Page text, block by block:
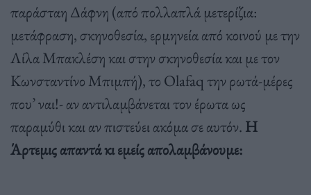
παράσταη Δάφνη (από πολλαπλά μετερίζια:
μετάφραση, σκηνοθεσία, ερμηνεία από κοινού με την
Λίλα Μπακλέση και στην σκηνοθεσία και με τον
Κωνσταντίνο Μπιμπή), το Olafaq την ρωτά-μέρες
που’ ναι!- αν αντιλαμβάνεται τον έρωτα ως
παραμύθι και αν πιστεύει ακόμα σε αυτόν. Η
Άρτεμις απαντά κι εμείς απολαμβάνουμε: